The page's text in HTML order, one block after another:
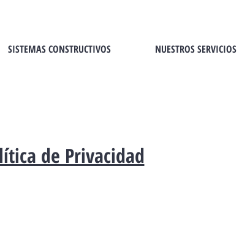
SISTEMAS CONSTRUCTIVOS NUESTROS SERVICIOS
de Privacidad